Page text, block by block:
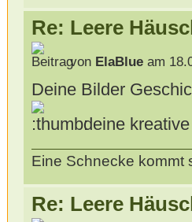
Re: Leere
von ElaBlueam
Deine Bilder
deine
Eine Schnecke kommt
Re: Leere